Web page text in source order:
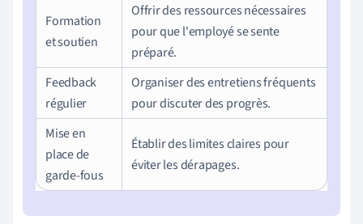
Formation
et soutien
Offrir des ressources nécessaires
pour que l'employé se sente
préparé.
Feedback
régulier
Organiser des entretiens fréquents
pour discuter des progrès.
Mise en
place de
garde-fous
Établir des limites claires pour
éviter les dérapages.